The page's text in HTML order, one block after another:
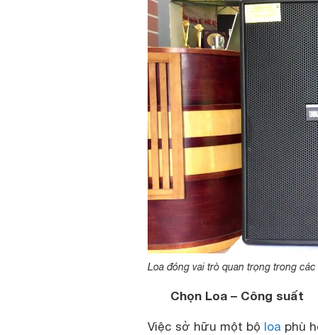
Loa đóng vai trò quan trọng trong
Chọn Loa – Công suất
Việc sở hữu một bộ loa phù